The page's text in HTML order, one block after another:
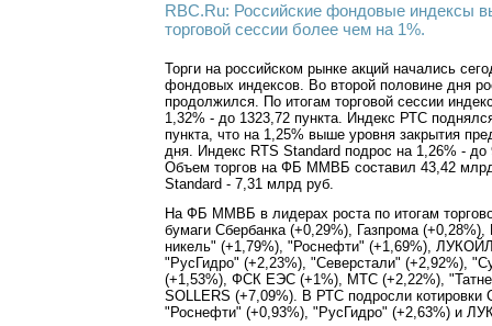
RBC.Ru: Российские фондовые индексы
торговой сессии более чем на 1%.
Торги на российском рынке акций начались
фондовых индексов. Во второй половине дня
продолжился. По итогам торговой сессии
1,32% - до 1323,72 пункта. Индекс РТС
пункта, что на 1,25% выше уровня закрытия
дня. Индекс RTS Standard подрос на 1,26% - до
Объем торгов на ФБ ММВБ составил 43,42
Standard - 7,31 млрд руб.
На ФБ ММВБ в лидерах роста по итогам
бумаги Сбербанка (+0,29%), Газпрома
никель" (+1,79%), "Роснефти" (+1,69%),
"РусГидро" (+2,23%), "Северстали" (+2,92%),
(+1,53%), ФСК ЕЭС (+1%), МТС (+2,22%),
SOLLERS (+7,09%). В РТС подросли котировки
"Роснефти" (+0,93%), "РусГидро" (+2,63%) и